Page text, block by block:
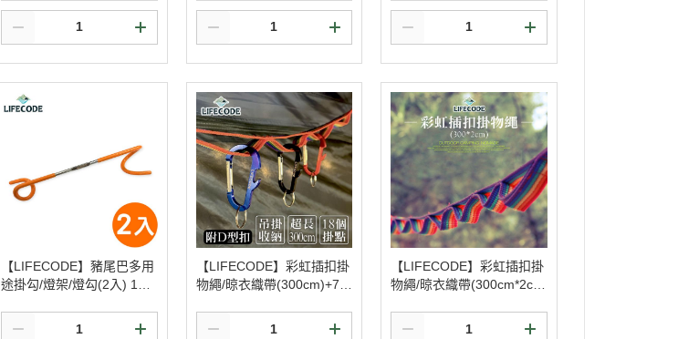
【LIFECODE】豬尾巴多用
途掛勾/燈架/燈勾(2入) 123
【LIFECODE】彩虹插扣掛
物繩/晾衣織帶(300cm)+7個
【LIFECODE】彩虹插扣掛
物繩/晾衣織帶(300cm*2c